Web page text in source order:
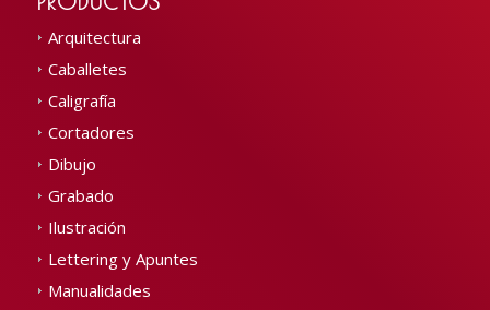
Arquitectura
Caballetes
Caligrafía
Cortadores
Dibujo
Grabado
Ilustración
Lettering y Apuntes
Manualidades